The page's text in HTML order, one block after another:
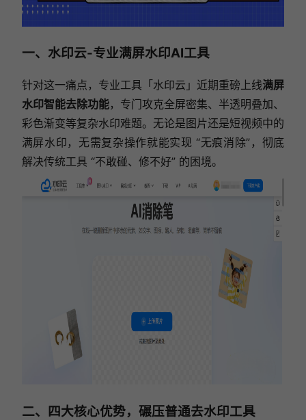
一、水印云-专业满屏水印AI工具
针对这一痛点，专业工具「水印云」近期重磅上线满屏
水印智能去除功能，专门攻克全屏密集、半透明叠加、
彩色渐变等复杂水印难题。无论是图片还是短视频中的
满屏水印，无需复杂操作就能实现 “无痕消除”，彻底
解决传统工具 “不敢碰、修不好” 的困境。
二、四大核心优势，碾压普通去水印工具